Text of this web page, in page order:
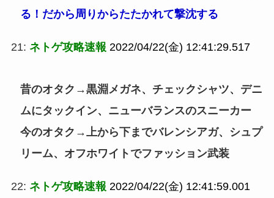
る！だから周りからたたかれて撃沈する
21: ネトゲ攻略速報 2022/04/22(金) 12:41:29.517
昔のオタク→黒淵メガネ、チェックシャツ、デニ
ムにタックイン、ニューバランスのスニーカー
今のオタク→上から下までバレンシアガ、シュプ
リーム、オフホワイトでファッション武装
22: ネトゲ攻略速報 2022/04/22(金) 12:41:59.001